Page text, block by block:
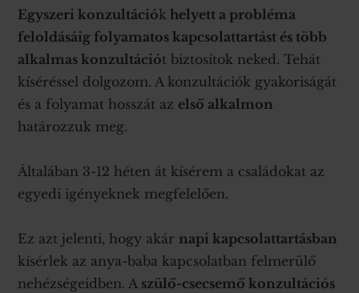
Egyszeri konzultációk helyett a probléma
feloldásáig folyamatos kapcsolattartást és több
alkalmas konzultációt biztosítok neked. Tehát
kíséréssel dolgozom. A konzultációk gyakoriságát
és a folyamat hosszát az első alkalmon
határozzuk meg.
Általában 3-12 héten át kísérem a családokat az
egyedi igényeknek megfelelően.
Ez azt jelenti, hogy akár napi kapcsolattartásban
kísérlek az anya-baba kapcsolatban felmerülő
nehézségeidben. A szülő-csecsemő konzultációs